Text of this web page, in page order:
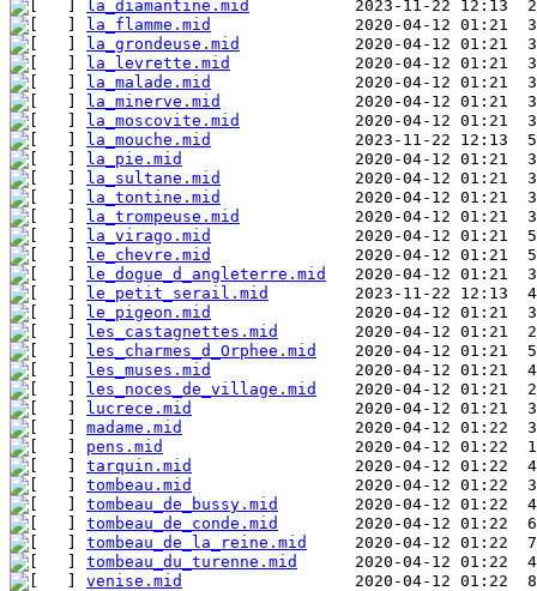
la_diamantine.mid
la_flamme.mid
la_grondeuse.mid
la_levrette.mid
la_malade.mid
la_minerve.mid
la_moscovite.mid
la_mouche.mid
la_pie.mid
la_sultane.mid
la_tontine.mid
la_trompeuse.mid
la_virago.mid
le_chevre.mid
le_dogue_d_angleterre.mid
le_petit_serail.mid
le_pigeon.mid
les_castagnettes.mid
les_charmes_d_Orphee.mid
les_muses.mid
les_noces_de_village.mid
lucrece.mid
madame.mid
pens.mid
tarquin.mid
tombeau.mid
tombeau_de_bussy.mid
tombeau_de_conde.mid
tombeau_de_la_reine.mid
tombeau_du_turenne.mid
venise.mid